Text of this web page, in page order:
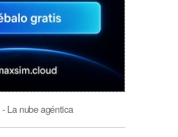
- La nube agéntica